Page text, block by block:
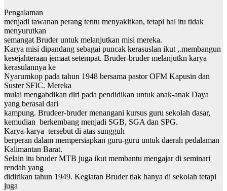
Pengalaman
menjadi tawanan perang tentu menyakitkan, tetapi hal itu tidak
menyurutkan
semangat Bruder untuk melanjutkan misi mereka.
Karya misi dipandang sebagai puncak kerasuslan ikut ,.membangun
kesejahteraan jemaat setempat. Bruder-bruder melanjutkn karya
kerasulannya ke
Nyarumkop pada tahun 1948 bersama pastor OFM Kapusin dan
Suster SFIC. Mereka
mulai mengabdikan diri pada pendidikan untuk anak-anak Daya
yang berasal dari
kampung. Brudeer-bruder menangani kursus guru sekolah dasar,
kemudian berkembang menjadi SGB, SGA dan SPG.
Karya-karya tersebut di atas sungguh
berperan dalam mempersiapkan guru-guru untuk daerah pedalaman
Kalimantan Barat.
Selain itu bruder MTB juga ikut membantu mengajar di seminari
rendah yang
didirikan tahun 1949. Kegiatan Bruder tiak hanya di sekolah tetapi
juga